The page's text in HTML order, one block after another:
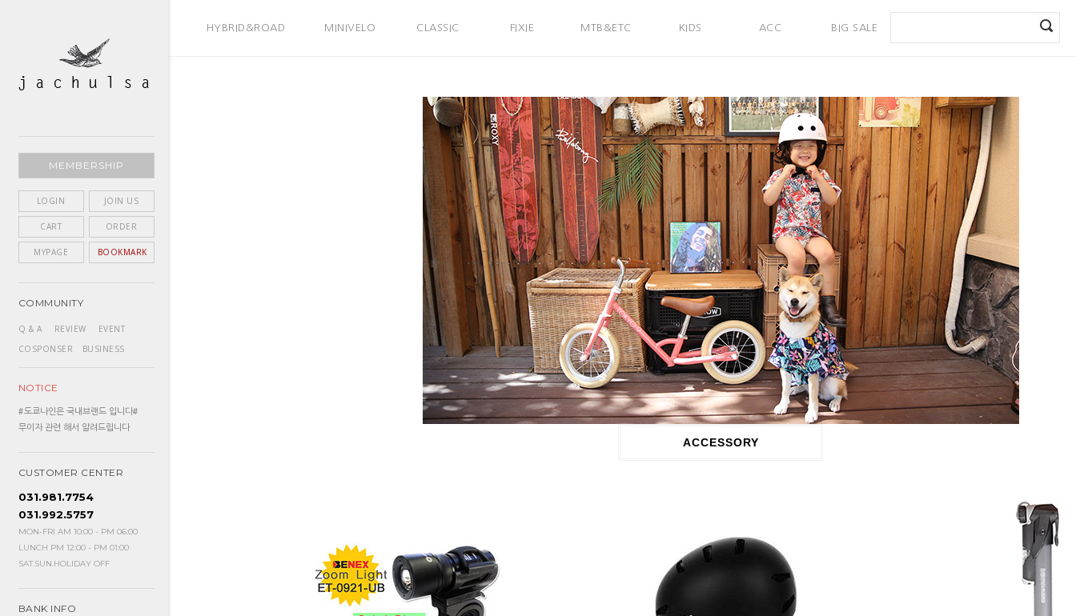
HYBRID&ROAD MINIVELO CLASSIC FIXIE MTB&ETC KIDS ACC BIG SALE
MEMBERSHIP
LOGIN JOIN US
CART ORDER
MYPAGE BOOKMARK
COMMUNITY
Q & A REVIEW
EVENT
COSPONSER
BUSINESS
NOTICE
#도쿄나인은 국내브랜드 입니다#
무이자 관련 해서 알려드립니다
CUSTOMER CENTER
031.981.7754
031.992.5757
MON-FRI AM 10:00 - PM 06:00
LUNCH PM 12:00 - PM 01:00
SAT.SUN.HOLIDAY OFF
BANK INFO
ACCESSORY